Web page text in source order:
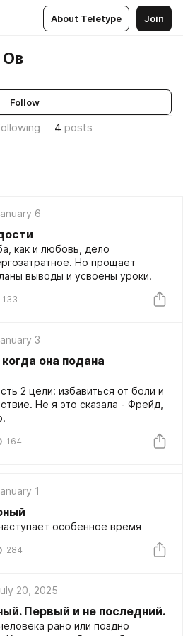
About Teletype Join
Ов
Follow
4 posts
6
Но прощает
выводы и усвоены уроки.
133
3
она подана
2 цели: избавиться от боли и
Не я это сказала - Фрейд,
164
1
особенное время
284
20, 2025
Первый и не последний.
рано или поздно